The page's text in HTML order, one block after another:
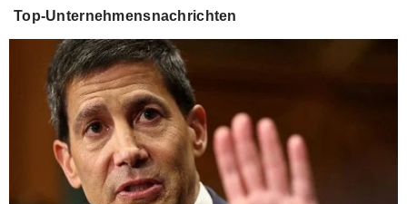
Top-Unternehmensnachrichten